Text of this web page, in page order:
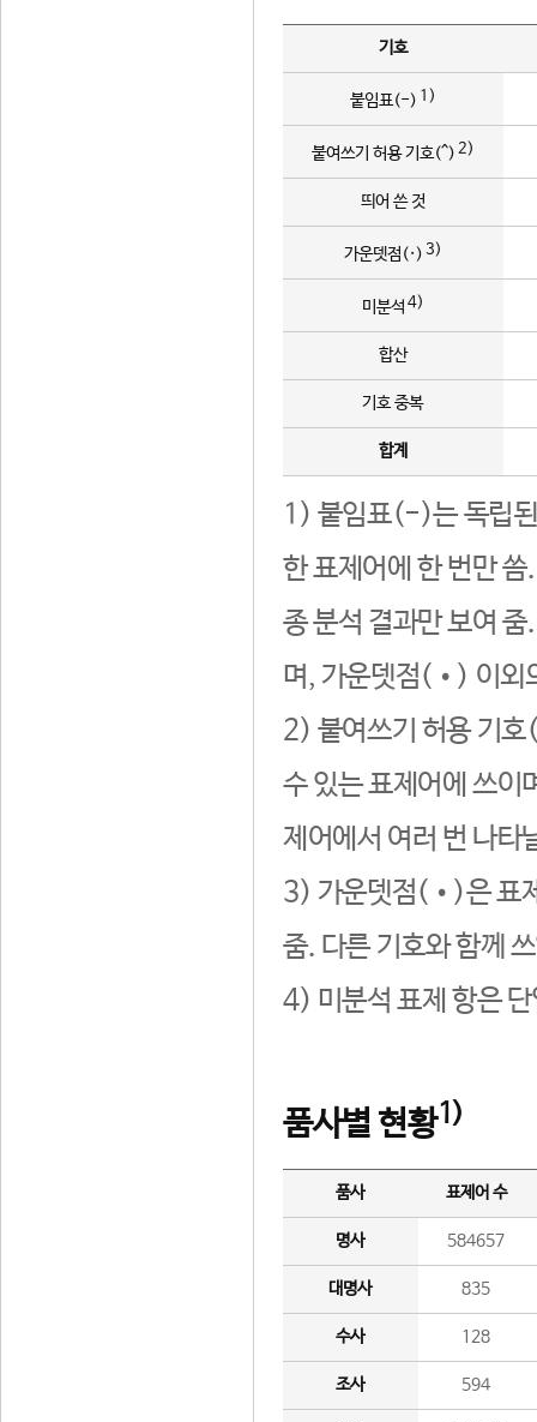
기호
붙임표(-) 1)
붙여쓰기 허용 기호(^) 2)
띄어 쓴 것
가운뎃점(·) 3)
미분석 4)
합산
기호 중복
합계
1) 붙임표(-)는 독립된
한 표제어에 한 번만
종 분석 결과만 보여
며, 가운뎃점(•) 이외
2) 붙여쓰기 허용 기호
수 있는 표제어에 쓰이
제어에서 여러 번 나타
3) 가운뎃점(•)은 표
줌. 다른 기호와 함께
4) 미분석 표제 항은
품사별 현황1)
품사 표제어 수
명사 584657
대명사 835
수사 128
조사 594